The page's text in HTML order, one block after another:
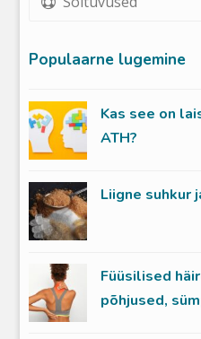
Populaarne lugemine
Kas see on
ATH?
Liigne suhkur
Füüsilised
põhjused,